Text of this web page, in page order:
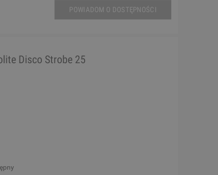
POWIADOM O DOSTĘPNOŚCI
Disco Strobe 25